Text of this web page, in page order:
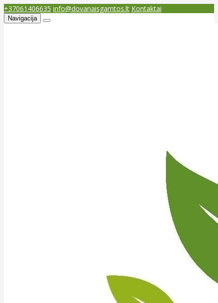
+37061406635 info@dovanaisgamtos.lt Kontaktai
Navigacija